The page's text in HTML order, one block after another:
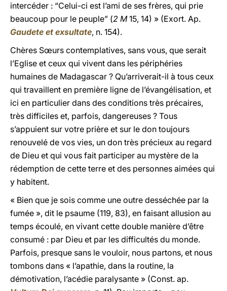
intercéder : “Celui-ci est l’ami de ses frères, qui prie
beaucoup pour le peuple” (2 M15, 14) » (Exort. Ap.
Gaudete et exsultate, n. 154).
Chères Sœurs contemplatives, sans vous, que serait
l’Eglise et ceux qui vivent dans les périphéries
humaines de Madagascar ? Qu’arriverait-il à tous ceux
qui travaillent en première ligne de l’évangélisation, et
ici en particulier dans des conditions très précaires,
très difficiles et, parfois, dangereuses ? Tous
s’appuient sur votre prière et sur le don toujours
renouvelé de vos vies, un don très précieux au regard
de Dieu et qui vous fait participer au mystère de la
rédemption de cette terre et des personnes aimées qui
y habitent.
« Bien que je sois comme une outre desséchée par la
fumée », dit le psaume (119, 83), en faisant allusion au
temps écoulé, en vivant cette double manière d’être
consumé : par Dieu et par les difficultés du monde.
Parfois, presque sans le vouloir, nous partons, et nous
tombons dans « l’apathie, dans la routine, la
démotivation, l’acédie paralysante » (Const. ap.